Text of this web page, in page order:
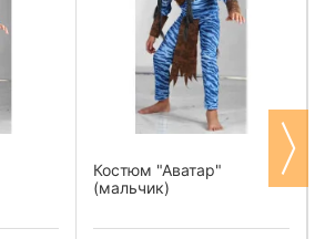
Костюм "Аватар"
(мальчик)